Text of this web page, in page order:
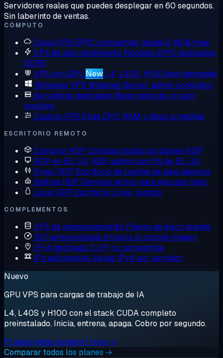
Servidores reales que puedes desplegar en 60 segundos.
Sin laberinto de ventas.
CÓMPUTO
Cloud VPS EPYC compartido, desde 2,48 $/mes
VPS de alto rendimiento Núcleos EPYC dedicados,
DDR5
VPS con GPU New L4, L40S, H100 bajo demanda
Windows VPS Windows Server, admin completo
Servidores dedicados Bare metal de un solo
inquilino
Custom VPS Elige CPU, RAM y disco a medida
ESCRITORIO REMOTO
Comprar RDP Compara todos los planes RDP
RDP en EE. UU. RDP admin con IPs de EE. UU.
Forex RDP Escritorio de trading de baja latencia
Botting RDP Siempre activo para ejecutar bots
Linux RDP Escritorio Linux, remoto
COMPLEMENTOS
VPS de almacenamiento Planes de disco grande
ISO personalizadaArranca tu propia imagen
IPv4 dedicada Tu IP, no compartida
IPs adicionales Varias IPv4 por servidor
Nuevo
GPU VPS para cargas de trabajo de IA
L4, L40S y H100 con el stack CUDA completo
preinstalado. Inicia, entrena, apaga. Cobro por segundo.
Prueba gratis durante 1 hora →
Comparar todos los planes →